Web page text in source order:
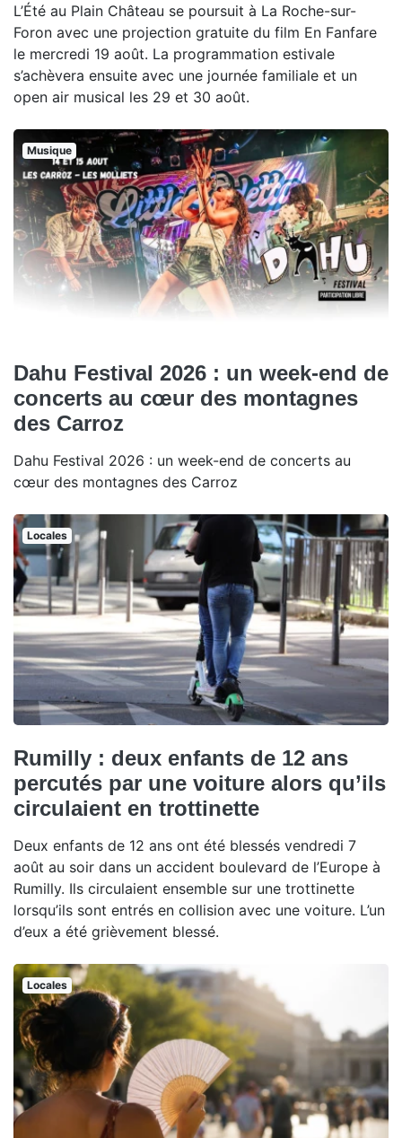
L’Été au Plain Château se poursuit à La Roche-sur-
Foron avec une projection gratuite du film En Fanfare
le mercredi 19 août. La programmation estivale
s’achèvera ensuite avec une journée familiale et un
open air musical les 29 et 30 août.
Musique
Dahu Festival 2026 : un week-end de
concerts au cœur des montagnes
des Carroz
Dahu Festival 2026 : un week-end de concerts au
cœur des montagnes des Carroz
Locales
Rumilly : deux enfants de 12 ans
percutés par une voiture alors qu’ils
circulaient en trottinette
Deux enfants de 12 ans ont été blessés vendredi 7
août au soir dans un accident boulevard de l’Europe à
Rumilly. Ils circulaient ensemble sur une trottinette
lorsqu’ils sont entrés en collision avec une voiture. L’un
d’eux a été grièvement blessé.
Locales